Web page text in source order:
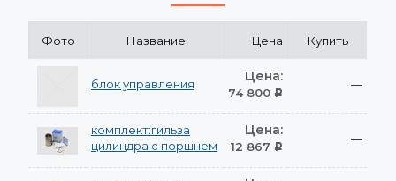
Фото Название Цена Купить
блок управления Цена:
74 800 Р
—
комплект:гильза
цилиндра с поршнем
Цена:
12 867 Р
—